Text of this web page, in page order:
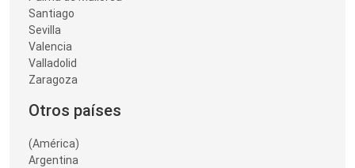
Santiago
Sevilla
Valencia
Valladolid
Zaragoza
Otros países
(América)
Argentina